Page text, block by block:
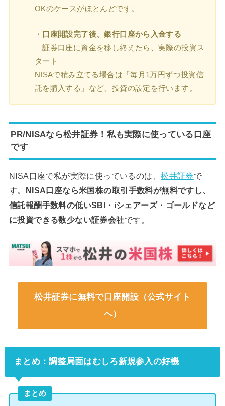
OKのケースがほとんどです。
・ 口座開設完了後、銀行口座から入金する
証券口座に資金を移し終えたら、実際の投資ス
タート
NISAで積み立てる場合は「毎月1万円ずつ投資信
託を購入する」など、投資の設定を行います。
PR/NISAなら松井証券！私も実際に使っている口座
です
NISA口座で私が実際に使っているのは、松井証券で
す。 NISA口座なら米国株の取引手数料が無料ですし、
信託報酬手数料の低いSBI・iシェアーズ・ゴールドなど
に投資できる数少ない証券会社です。
松井証券に無料で口座開設（公式サイト
へ）
まとめ：調整局面はむしろ新規参入の好機
まとめ